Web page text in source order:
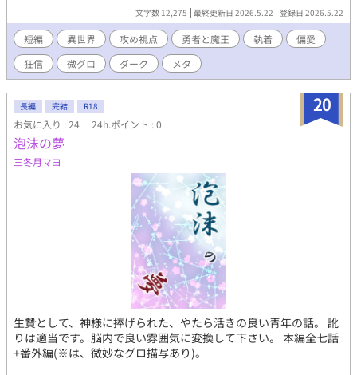
文字数 12,275 最終更新日 2026.5.22 登録日 2026.5.22
短編 異世界 攻め視点 勇者と魔王 執着
偏愛
狂信
微グロ ダーク メタ
20
長編 完結 R18
お気に入り : 24 24h.ポイント : 0
泡沫の夢
三冬月マヨ
生贄として、神様に捧げられた、やたら活きの良い青年の話。 訛
りは適当です。脳内で良い雰囲気に変換して下さい。 本編全七話
+番外編(※は、微妙なグロ描写あり)。